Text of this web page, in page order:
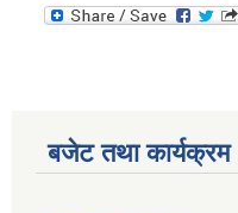
बजेट तथा कार्यक्रम